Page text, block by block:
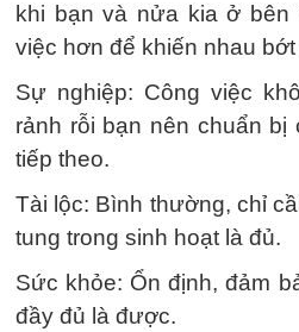
khi bạn và nửa kia ở bên
việc hơn để khiến nhau
Sự nghiệp: Công việc
rảnh rỗi bạn nên chuẩn
tiếp theo.
Tài lộc: Bình thường, chỉ
tung trong sinh hoạt là đủ.
Sức khỏe: Ổn định, đảm
đầy đủ là được.